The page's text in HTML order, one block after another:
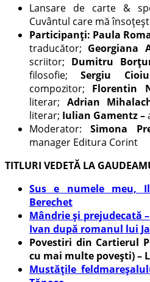
Lansare de carte &
Cuvântul care mă
Participanți: Paula
traducător; Georgiana
scriitor; Dumitru
filosofie;Sergiu
compozitor; Florentin
literar; Adrian
literar; Iulian Gamentz –
Moderator: Simona
manager Editura Corint
TITLURI VEDETĂ LA
Sus e numele meu,
Berechet
Mândrie și prejudecată
Ivan după romanul lui
Povestiri din Cartierul
cu mai multe povești) –
Mustățile